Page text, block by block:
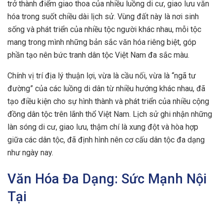
trở thành điểm giao thoa của nhiều luồng di cư, giao lưu văn
hóa trong suốt chiều dài lịch sử. Vùng đất này là nơi sinh
sống và phát triển của nhiều tộc người khác nhau, mỗi tộc
mang trong mình những bản sắc văn hóa riêng biệt, góp
phần tạo nên bức tranh dân tộc Việt Nam đa sắc màu.
Chính vị trí địa lý thuận lợi, vừa là cầu nối, vừa là “ngã tư
đường” của các luồng di dân từ nhiều hướng khác nhau, đã
tạo điều kiện cho sự hình thành và phát triển của nhiều cộng
đồng dân tộc trên lãnh thổ Việt Nam. Lịch sử ghi nhận những
làn sóng di cư, giao lưu, thậm chí là xung đột và hòa hợp
giữa các dân tộc, đã định hình nên cơ cấu dân tộc đa dạng
như ngày nay.
Văn Hóa Đa Dạng: Sức Mạnh Nội
Tại